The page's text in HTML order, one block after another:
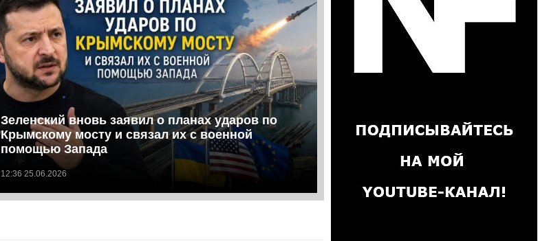
Зеленский вновь заявил о планах ударов по
Крымскому мосту и связал их с военной
помощью Запада
12:36 25.06.2026